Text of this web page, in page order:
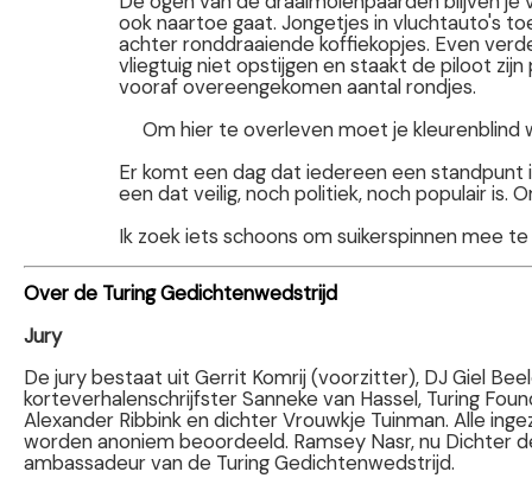
ook naartoe gaat. Jongetjes in vluchtauto's
achter ronddraaiende koffiekopjes. Even
vliegtuig niet opstijgen en staakt de piloot zijn
vooraf overeengekomen aantal rondjes.
Om hier te overleven moet je kleurenblind
Er komt een dag dat iedereen een standpunt
een dat veilig, noch politiek, noch populair is.
Ik zoek iets schoons om suikerspinnen mee
Over de Turing Gedichtenwedstrijd
Jury
De jury bestaat uit Gerrit Komrij (voorzitter), DJ Giel
korteverhalenschrijfster Sanneke van Hassel, Turing
Alexander Ribbink en dichter Vrouwkje Tuinman. Alle
worden anoniem beoordeeld. Ramsey Nasr, nu Dichter
ambassadeur van de Turing Gedichtenwedstrijd.